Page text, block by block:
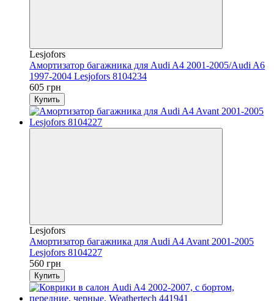
Lesjofors
Амортизатор багажника для Audi A4 2001-2005/Audi A6
1997-2004 Lesjofors 8104234
605 грн
Купить
Lesjofors
Амортизатор багажника для Audi A4 Avant 2001-2005
Lesjofors 8104227
560 грн
Купить